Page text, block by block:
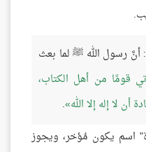
أنَّ رسول الله ﷺ لما بعث
قومًا من أهل الكتاب،
لا إله إلا الله .
اسم يكون مُؤخر، ويجوز